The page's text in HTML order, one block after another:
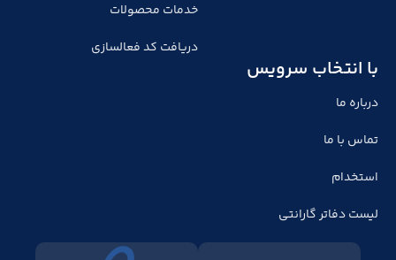
خدمات محصولات
دریافت کد فعالسازی
با انتخاب سرویس
درباره ما
تماس با ما
استخدام
لیست دفاتر گارانتی